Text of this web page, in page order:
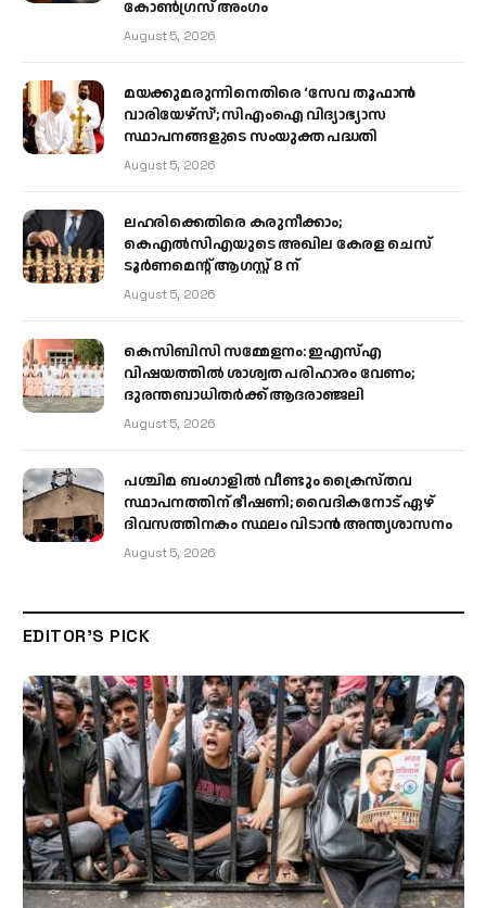
കോൺഗ്രസ് അംഗം
August 5, 2026
മയക്കുമരുന്നിനെതിരെ ‘സേവ തൂഫാൻ
വാരിയേഴ്‌സ്’; സിഎംഐ വിദ്യാഭ്യാസ
സ്ഥാപനങ്ങളുടെ സംയുക്ത പദ്ധതി
August 5, 2026
ലഹരിക്കെതിരെ കരുനീക്കാം;
കെഎൽസിഎയുടെ അഖില കേരള ചെസ്
ടൂർണമെന്റ് ആഗസ്റ്റ് 8 ന്
August 5, 2026
കെസിബിസി സമ്മേളനം: ഇഎസ്എ
വിഷയത്തിൽ ശാശ്വത പരിഹാരം വേണം;
ദുരന്തബാധിതർക്ക് ആദരാഞ്ജലി
August 5, 2026
പശ്ചിമ ബംഗാളിൽ വീണ്ടും ക്രൈസ്തവ
സ്ഥാപനത്തിന് ഭീഷണി; വൈദികനോട് ഏഴ്
ദിവസത്തിനകം സ്ഥലം വിടാൻ അന്ത്യശാസനം
August 5, 2026
EDITOR'S PICK